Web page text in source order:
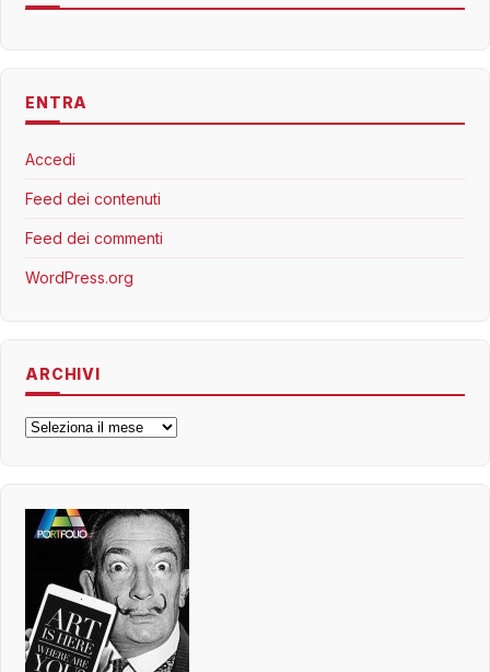
ENTRA
Accedi
Feed dei contenuti
Feed dei commenti
WordPress.org
ARCHIVI
Archivi